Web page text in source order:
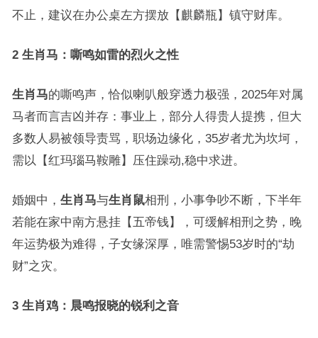
不止，建议在办公桌左方摆放【麒麟瓶】镇守财库。
2 生肖马：嘶鸣如雷的烈火之性
生肖马的嘶鸣声，恰似喇叭般穿透力极强，2025年对属
马者而言吉凶并存：事业上，部分人得贵人提携，但大
多数人易被领导责骂，职场边缘化，35岁者尤为坎坷，
需以【红玛瑙马鞍雕】压住躁动,稳中求进。
婚姻中， 生肖马与生肖鼠相刑，小事争吵不断，下半年
若能在家中南方悬挂【五帝钱】，可缓解相刑之势，晚
年运势极为难得，子女缘深厚，唯需警惕53岁时的“劫
财”之灾。
3 生肖鸡：晨鸣报晓的锐利之音